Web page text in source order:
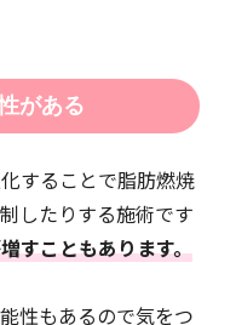
がある
することで脂肪燃焼
したりする施術です
すこともあります。
性もあるので気をつ